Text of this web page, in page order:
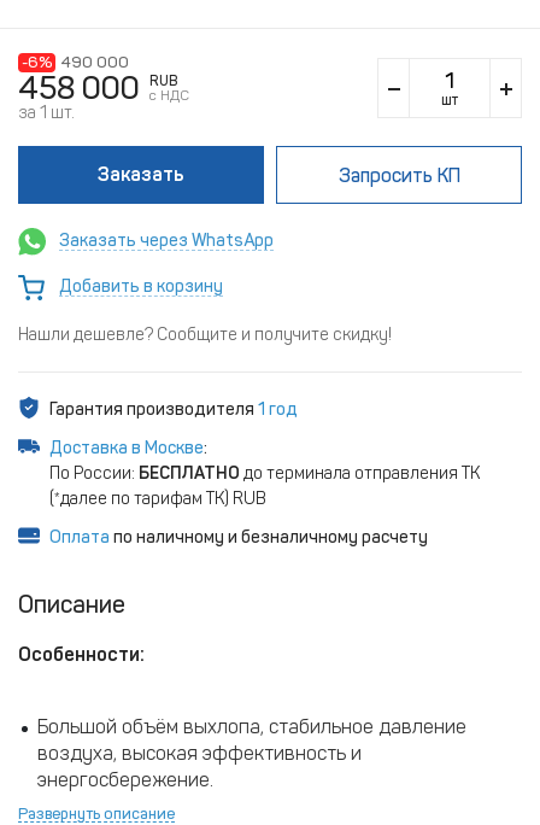
-6% 490 000
458 000
RUB
c НДС
за 1 шт.
шт
Заказать Запросить КП
Заказать через WhatsApp
Добавить в корзину
Нашли дешевле? Сообщите и получите скидку!
Гарантия производителя 1 год
Доставка в Москве:
По России: БЕСПЛАТНО до терминала отправления ТК
(*далее по тарифам ТК) RUB
Оплата по наличному и безналичному расчету
Описание
Особенности:
Большой объём выхлопа, стабильное давление
воздуха, высокая эффективность и
энергосбережение.
Развернуть описание